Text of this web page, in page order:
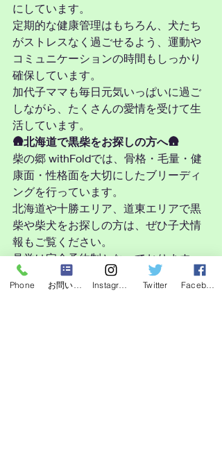
にしています。
定期的な健康管理はもちろん、犬たち
がストレスなく過ごせるよう、運動や
コミュニケーションの時間もしっかり
確保しています。
加代子ママも毎日元気いっぱいに過ご
しながら、たくさんの愛情を受けて生
活しています。
🛖北海道で黒柴をお探しの方へ🛖
柴の郷 withFoldでは、骨格・毛量・健
康面・性格面を大切にしたブリーディ
ングを行っています。
北海道や十勝エリア、道東エリアで黒
柴や柴犬をお探しの方は、ぜひ子犬情
報もご覧ください。
見学は完全予約制となっております。
Phone Twitter